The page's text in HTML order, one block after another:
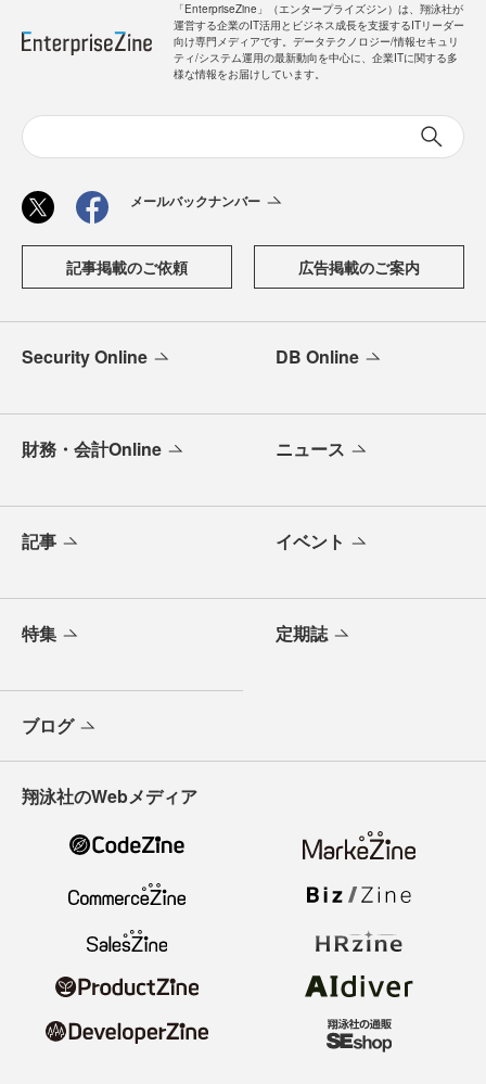
「EnterpriseZine」（エンタープライズジン）は、翔泳社が
運営する企業のIT活用とビジネス成長を支援するITリーダー
向け専門メディアです。データテクノロジー/情報セキュリ
ティ/システム運用の最新動向を中心に、企業ITに関する多
様な情報をお届けしています。
メールバックナンバー
記事掲載のご依頼 広告掲載のご案内
Security Online DB Online
財務・会計Online ニュース
記事 イベント
特集 定期誌
ブログ
翔泳社のWebメディア